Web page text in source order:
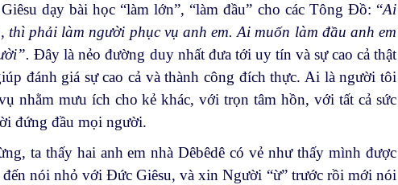
dạy bài học “làm lớn”, “làm đầu” cho các Tông Đồ: “Ai
thì phải làm người phục vụ anh em. Ai muốn làm đầu anh em
Đây là nẻo đường duy nhất đưa tới uy tín và sự cao cả thật
đánh giá sự cao cả và thành công đích thực. Ai là người tôi
nhằm mưu ích cho kẻ khác, với trọn tâm hồn, với tất cả sức
đứng đầu mọi người.
ta thấy hai anh em nhà Dêbêdê có vẻ như thấy mình được
đến nói nhỏ với Đức Giêsu, và xin Người “ừ” trước rồi mới nói